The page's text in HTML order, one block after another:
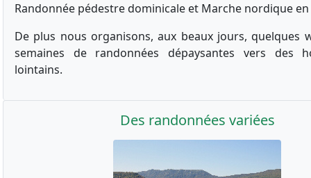
Randonnée pédestre dominicale et Marche nordique
De plus nous organisons, aux beaux jours, quelques
semaines de randonnées dépaysantes vers des
lointains.
Des randonnées variées